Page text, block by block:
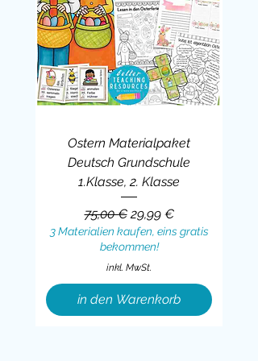
Ostern Materialpaket
Deutsch Grundschule
1.Klasse, 2. Klasse
Standardpreis
75,00 € Sale-Preis
29,99 €
3 Materialien kaufen, eins gratis
bekommen!
inkl. MwSt.
in den Warenkorb